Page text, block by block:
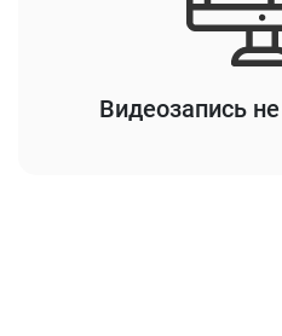
Видеозапись